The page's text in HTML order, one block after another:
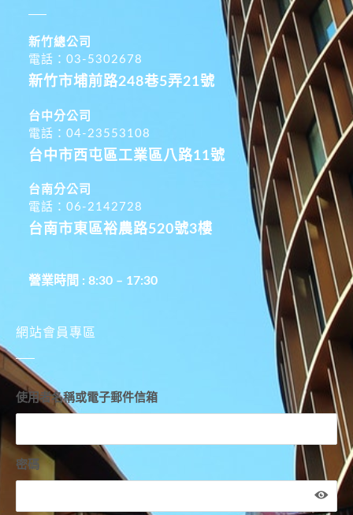
新竹總公司
電話：03-5302678
新竹市埔前路248巷5弄21號
台中分公司
電話：04-23553108
台中市西屯區工業區八路11號
台南分公司
電話：06-2142728
台南市東區裕農路520號3樓
營業時間 : 8:30 – 17:30
網站會員專區
使用者名稱或電子郵件信箱
密碼